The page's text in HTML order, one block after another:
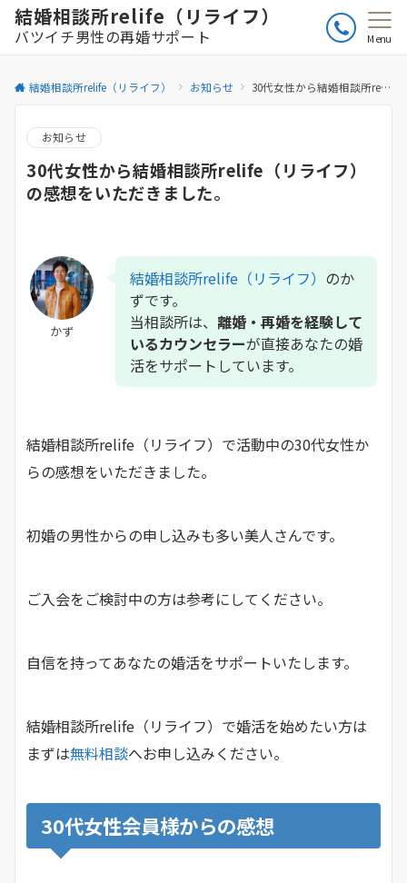
結婚相談所relife（リライフ）
バツイチ男性の再婚サポート Menu
結婚相談所relife（リライフ） お知らせ 30代女性から結婚相談所relife（リライフ）の感想をいただきました。
お知らせ
30代女性から結婚相談所relife（リライフ）
の感想をいただきました。
かず
結婚相談所relife（リライフ） のか
ずです。
当相談所は、 離婚・再婚を経験して
いるカウンセラーが直接あなたの婚
活をサポートしています。
結婚相談所relife（リライフ）で活動中の30代女性か
らの感想をいただきました。
初婚の男性からの申し込みも多い美人さんです。
ご入会をご検討中の方は参考にしてください。
自信を持ってあなたの婚活をサポートいたします。
結婚相談所relife（リライフ）で婚活を始めたい方は
まずは無料相談へお申し込みください。
30代女性会員様からの感想